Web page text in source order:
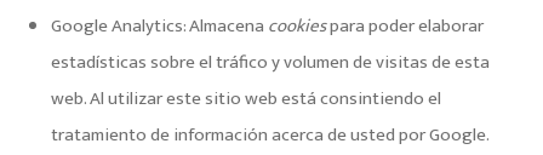
Google Analytics: Almacena cookiespara poder elaborar
estadísticas sobre el tráfico y volumen de visitas de esta
web. Al utilizar este sitio web está consintiendo el
tratamiento de información acerca de usted por Google.